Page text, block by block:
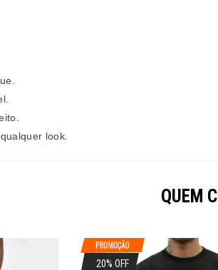
look.
QUEM
20% OFF